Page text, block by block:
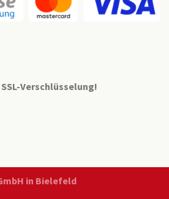
Verschlüsselung!
in Bielefeld